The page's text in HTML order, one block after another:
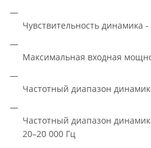
Чувствительность динамика
Максимальная входная
Частотный диапазон
Частотный диапазон
20–20 000 Гц